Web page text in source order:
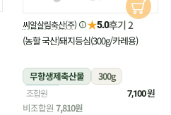
씨알살림축산(주) ★5.0후기 2
(농할 국산)돼지등심(300g/카레용)
무항생제축산물
300g
냉장
조합원 7,100원
비조합원 7,810원